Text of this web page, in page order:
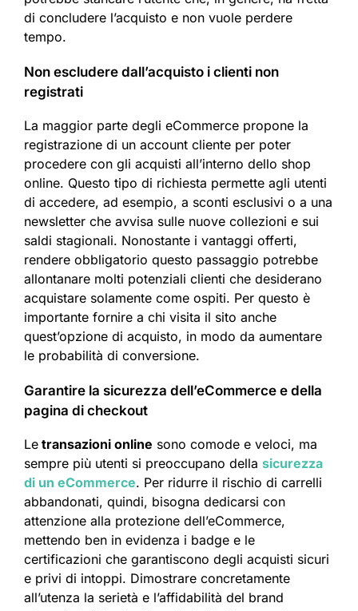
di concludere l’acquisto e non vuole perdere
tempo.
Non escludere dall’acquisto i clienti non
registrati
La maggior parte degli eCommerce propone la
registrazione di un account cliente per poter
procedere con gli acquisti all’interno dello shop
online. Questo tipo di richiesta permette agli utenti
di accedere, ad esempio, a sconti esclusivi o a una
newsletter che avvisa sulle nuove collezioni e sui
saldi stagionali. Nonostante i vantaggi offerti,
rendere obbligatorio questo passaggio potrebbe
allontanare molti potenziali clienti che desiderano
acquistare solamente come ospiti. Per questo è
importante fornire a chi visita il sito anche
quest’opzione di acquisto, in modo da aumentare
le probabilità di conversione.
Garantire la sicurezza dell’eCommerce e della
pagina di checkout
Le transazioni online sono comode e veloci, ma
sempre più utenti si preoccupano della sicurezza
di un eCommerce. Per ridurre il rischio di carrelli
abbandonati, quindi, bisogna dedicarsi con
attenzione alla protezione dell’eCommerce,
mettendo ben in evidenza i badge e le
certificazioni che garantiscono degli acquisti sicuri
e privi di intoppi. Dimostrare concretamente
all’utenza la serietà e l’affidabilità del brand